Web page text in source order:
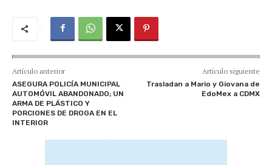
Artículo anterior
ASEGURA POLICÍA MUNICIPAL
AUTOMÓVIL ABANDONADO; UN
ARMA DE PLÁSTICO Y
PORCIONES DE DROGA EN EL
INTERIOR
Artículo siguiente
Trasladan a Mario y Giovana de
EdoMex a CDMX